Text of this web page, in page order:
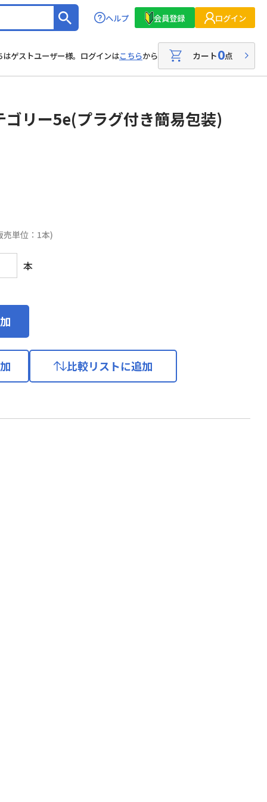
ヘルプ 会員登録 ログイン
はゲストユーザー様。ログインはこちらから カート0点
ゴリー5e(プラグ付き簡易包装)
売単位：1本)
本
比較リストに追加